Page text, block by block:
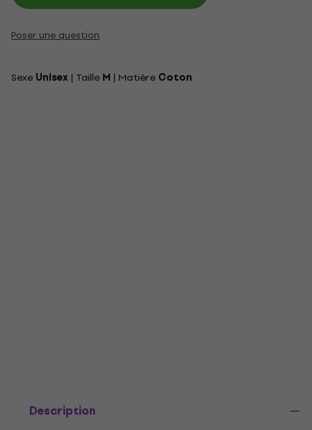
Poser une question
Sexe Unisex | Taille M | Matière Coton
Description